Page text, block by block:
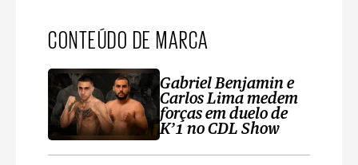
CONTEÚDO DE MARCA
Gabriel Benjamin e
Carlos Lima medem
forças em duelo de
K’1 no CDL Show